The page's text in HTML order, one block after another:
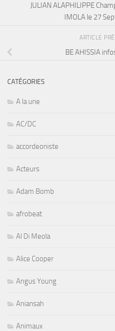
JULIAN ALAPHILIPPE
IMOLA le 27
ARTICLE
BE AHISSIA
CATÉGORIES
A la une
AC/DC
accordeoniste
Acteurs
Adam Bomb
afrobeat
Al Di Meola
Alice Cooper
Angus Young
Aniansah
Animaux